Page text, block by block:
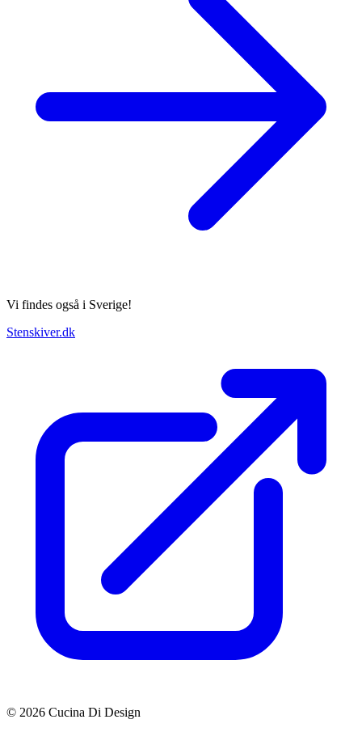
Vi findes også i Sverige!
Stenskiver.dk
© 2026 Cucina Di Design